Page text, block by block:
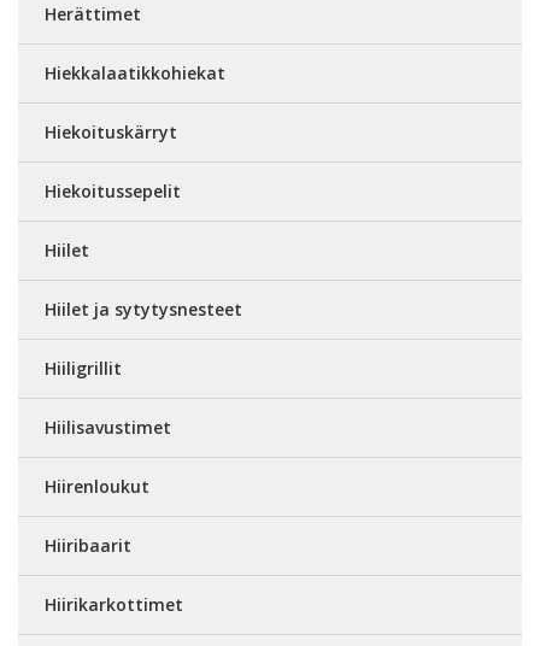
Herättimet
Hiekkalaatikkohiekat
Hiekoituskärryt
Hiekoitussepelit
Hiilet
Hiilet ja sytytysnesteet
Hiiligrillit
Hiilisavustimet
Hiirenloukut
Hiiribaarit
Hiirikarkottimet